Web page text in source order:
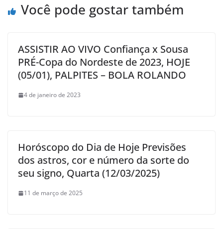
Você pode gostar também
ASSISTIR AO VIVO Confiança x Sousa
PRÉ-Copa do Nordeste de 2023, HOJE
(05/01), PALPITES – BOLA ROLANDO
4 de janeiro de 2023
Horóscopo do Dia de Hoje Previsões
dos astros, cor e número da sorte do
seu signo, Quarta (12/03/2025)
11 de março de 2025